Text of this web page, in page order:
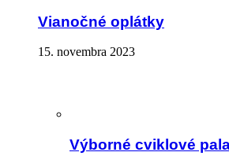
Vianočné oplátky
15. novembra 2023
Výborné cviklové